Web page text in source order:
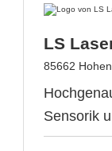
LS
85662
Sensorik